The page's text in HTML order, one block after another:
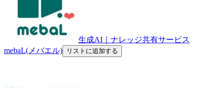
生成AI｜ナレッジ共有サービス
mebaL(メバエル)
リストに追加する